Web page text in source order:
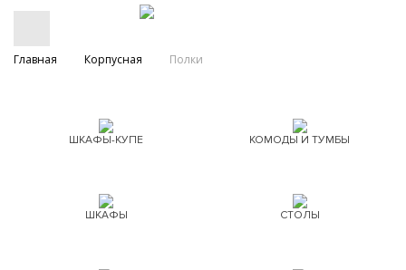
Главная Корпусная Полки
ШКАФЫ-КУПЕ КОМОДЫ И ТУМБЫ
ШКАФЫ СТОЛЫ